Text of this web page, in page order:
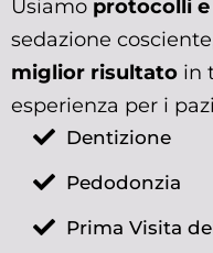
Usiamo protocolli
sedazione
miglior risultato in
esperienza per i
Dentizione
Pedodonzia
Prima Visita